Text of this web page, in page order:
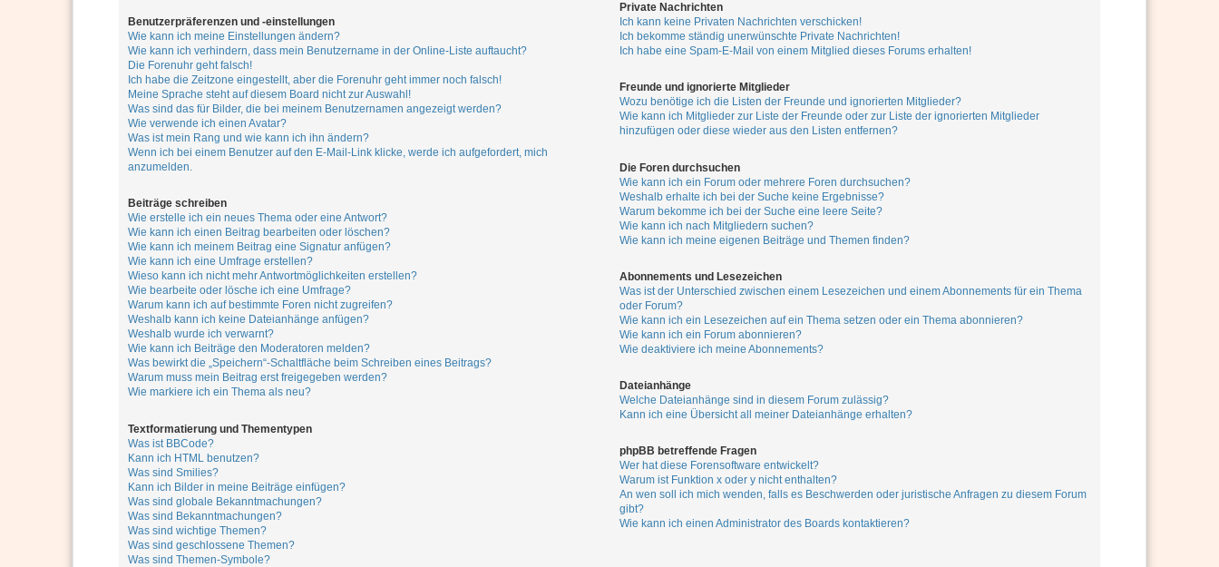
Benutzerpräferenzen und -einstellungen
Wie kann ich meine Einstellungen ändern?
Wie kann ich verhindern, dass mein Benutzername in der Online-Liste auftaucht?
Die Forenuhr geht falsch!
Ich habe die Zeitzone eingestellt, aber die Forenuhr geht immer noch falsch!
Meine Sprache steht auf diesem Board nicht zur Auswahl!
Was sind das für Bilder, die bei meinem Benutzernamen angezeigt werden?
Wie verwende ich einen Avatar?
Was ist mein Rang und wie kann ich ihn ändern?
Wenn ich bei einem Benutzer auf den E-Mail-Link klicke, werde ich aufgefordert, mich
anzumelden.
Beiträge schreiben
Wie erstelle ich ein neues Thema oder eine Antwort?
Wie kann ich einen Beitrag bearbeiten oder löschen?
Wie kann ich meinem Beitrag eine Signatur anfügen?
Wie kann ich eine Umfrage erstellen?
Wieso kann ich nicht mehr Antwortmöglichkeiten erstellen?
Wie bearbeite oder lösche ich eine Umfrage?
Warum kann ich auf bestimmte Foren nicht zugreifen?
Weshalb kann ich keine Dateianhänge anfügen?
Weshalb wurde ich verwarnt?
Wie kann ich Beiträge den Moderatoren melden?
Was bewirkt die „Speichern“-Schaltfläche beim Schreiben eines Beitrags?
Warum muss mein Beitrag erst freigegeben werden?
Wie markiere ich ein Thema als neu?
Textformatierung und Thementypen
Was ist BBCode?
Kann ich HTML benutzen?
Was sind Smilies?
Kann ich Bilder in meine Beiträge einfügen?
Was sind globale Bekanntmachungen?
Was sind Bekanntmachungen?
Was sind wichtige Themen?
Was sind geschlossene Themen?
Was sind Themen-Symbole?
Private Nachrichten
Ich kann keine Privaten Nachrichten verschicken!
Ich bekomme ständig unerwünschte Private Nachrichten!
Ich habe eine Spam-E-Mail von einem Mitglied dieses Forums erhalten!
Freunde und ignorierte Mitglieder
Wozu benötige ich die Listen der Freunde und ignorierten Mitglieder?
Wie kann ich Mitglieder zur Liste der Freunde oder zur Liste der ignorierten Mitglieder
hinzufügen oder diese wieder aus den Listen entfernen?
Die Foren durchsuchen
Wie kann ich ein Forum oder mehrere Foren durchsuchen?
Weshalb erhalte ich bei der Suche keine Ergebnisse?
Warum bekomme ich bei der Suche eine leere Seite?
Wie kann ich nach Mitgliedern suchen?
Wie kann ich meine eigenen Beiträge und Themen finden?
Abonnements und Lesezeichen
Was ist der Unterschied zwischen einem Lesezeichen und einem Abonnements für ein Thema
oder Forum?
Wie kann ich ein Lesezeichen auf ein Thema setzen oder ein Thema abonnieren?
Wie kann ich ein Forum abonnieren?
Wie deaktiviere ich meine Abonnements?
Dateianhänge
Welche Dateianhänge sind in diesem Forum zulässig?
Kann ich eine Übersicht all meiner Dateianhänge erhalten?
phpBB betreffende Fragen
Wer hat diese Forensoftware entwickelt?
Warum ist Funktion x oder y nicht enthalten?
An wen soll ich mich wenden, falls es Beschwerden oder juristische Anfragen zu diesem Forum
gibt?
Wie kann ich einen Administrator des Boards kontaktieren?